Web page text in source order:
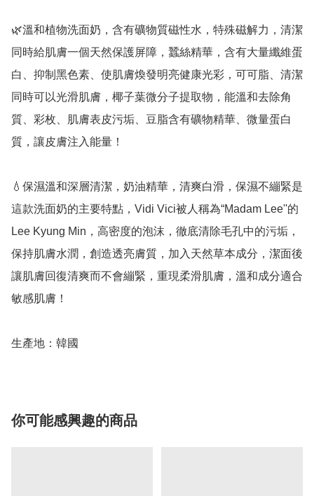
🌿溫和植物洗面奶，含有礦物質磁性水，特殊磁解力，清潔
同時給肌膚一個天然保護屏障，蠶絲精華，含有大量纖維蛋
白、抑制黑色素、使肌膚煥發明亮健康光彩，可可脂、清潔
同時可以光滑肌膚，椰子葉微分子提取物，能溫和去除角
質、彩枚、肌膚表皮污垢、豆脂含有礦物精華、微量蛋白
質，讓皮膚注入能量！
💧保濕溫和深層清潔，奶油精華，清爽白滑，保濕不繃緊是
這款洗面奶的主要特點，Vidi Vici被人稱為“Madam Lee''的
Lee Kyung Min，高密度的泡沫，徹底清除毛孔中的污垢，
保持肌膚水潤，創造透亮膚質，加入天然草本成分，潔面後
讓肌膚回復清爽而不會繃緊，重現柔滑肌膚，溫和成分適合
敏感肌膚！
生產地：韓國
你可能感興趣的商品